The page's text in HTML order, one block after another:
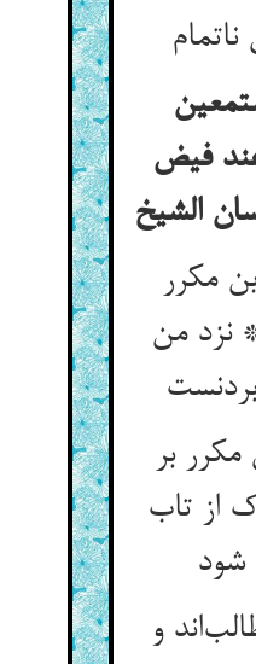
فیض
الشیخ
مکرر
نزد من
بر
از تاب
شود
و